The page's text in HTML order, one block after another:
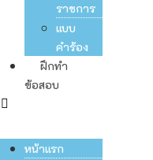
ราชการ
แบบ
คำร้อง
ฝึกทำ
ข้อสอบ
หน้าแรก